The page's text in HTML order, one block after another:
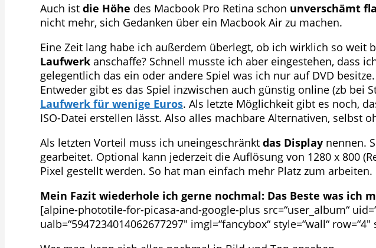
Auch ist die Höhe des Macbook Pro Retina schon unverschämt
nicht mehr, sich Gedanken über ein Macbook Air zu machen.
Eine Zeit lang habe ich außerdem überlegt, ob ich wirklich so weit
Laufwerk anschaffe? Schnell musste ich aber eingestehen, dass
gelegentlich das ein oder andere Spiel was ich nur auf DVD
Entweder gibt es das Spiel inzwischen auch günstig online (zb bei
Laufwerk für wenige Euros. Als letzte Möglichkeit gibt es noch,
ISO-Datei erstellen lässt. Also alles machbare Alternativen, selbst
Als letzten Vorteil muss ich uneingeschränkt das Display nennen.
gearbeitet. Optional kann jederzeit die Auflösung von 1280 x 800
Pixel gestellt werden. So hat man einfach mehr Platz zum
Mein Fazit wiederhole ich gerne nochmal: Das Beste was ich
[alpine-phototile-for-picasa-and-google-plus src=“user_album“
ualb=“5947234014062677297″ imgl=“fancybox“ style=“wall“